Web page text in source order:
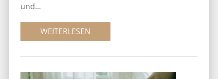
und...
WEITERLESEN